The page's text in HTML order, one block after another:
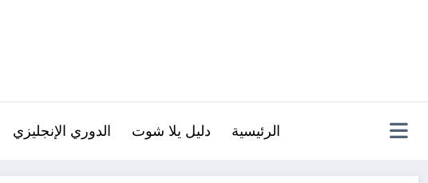
الرئيسية دليل يلا شوت الدوري الإنجليزي